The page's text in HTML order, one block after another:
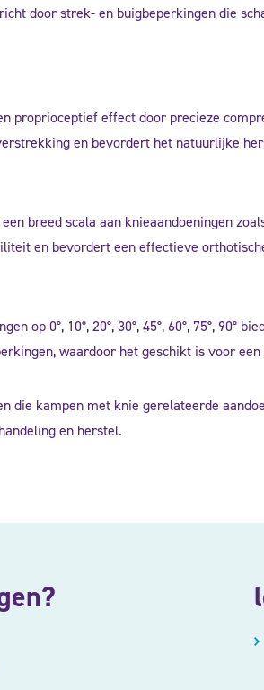
door strek- en buigbeperkingen die
proprioceptief effect door precieze
en bevordert het natuurlijke
breed scala aan knieaandoeningen
en bevordert een effectieve
op 0°, 10°, 20°, 30°, 45°, 60°, 75°,
waardoor het geschikt is voor
die kampen met knie gerelateerde
en herstel.